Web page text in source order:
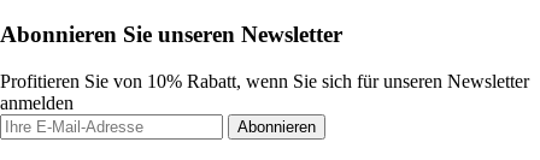
Abonnieren Sie unseren Newsletter
Profitieren Sie von 10% Rabatt, wenn Sie sich für unseren Newsletter
anmelden
Abonnieren